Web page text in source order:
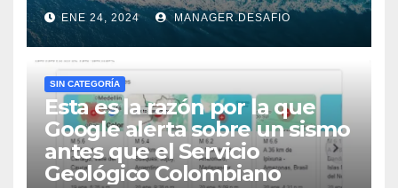
ENE 24, 2024 MANAGER.DESAFIO
SIN CATEGORÍA
Esta es la razón por la que
Google alerta sobre un sismo
antes que el Servicio
Geológico Colombiano